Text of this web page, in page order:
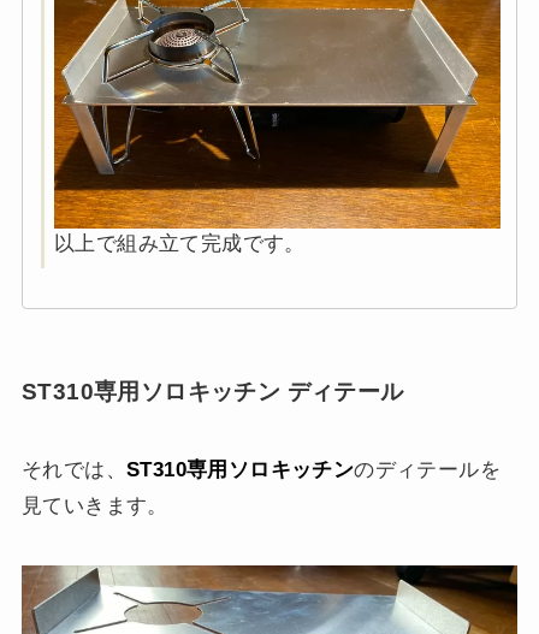
以上で組み立て完成です。
ST310専用ソロキッチン ディテール
それでは、 ST310専用ソロキッチンのディテールを
見ていきます。